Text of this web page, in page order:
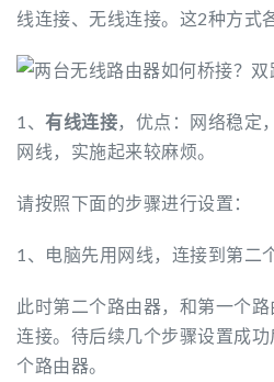
线连接、无线连接。这2种方式
1、 有线连接，优点：网络稳定
网线，实施起来较麻烦。
请按照下面的步骤进行设置：
1、电脑先用网线，连接到第二
此时第二个路由器，和第一个
连接。待后续几个步骤设置成
个路由器。